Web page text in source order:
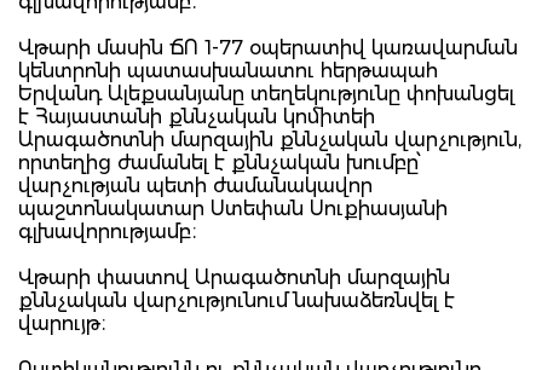
Վթարի մասին ՃՈ 1-77 օպերատիվ կառավարման
կենտրոնի պատասխանատու հերթապահ
Երվանդ Ալեքսանյանը տեղեկությունը փոխանցել
է Հայաստանի քննչական կոմիտեի
Արագածոտնի մարզային քննչական վարչություն,
որտեղից ժամանել է քննչական խումբը՝
վարչության պետի ժամանակավոր
պաշտոնակատար Ստեփան Սուքիասյանի
գլխավորությամբ։
Վթարի փաստով Արագածոտնի մարզային
քննչական վարչությունում նախաձեռնվել է
վարույթ։